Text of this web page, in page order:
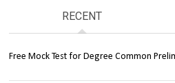
RECENT
Free Mock Test for Degree Common